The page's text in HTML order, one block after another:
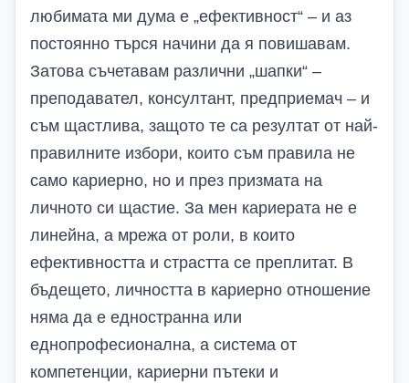
любимата ми дума е „ефективност“ – и аз
постоянно търся начини да я повишавам.
Затова съчетавам различни „шапки“ –
преподавател, консултант, предприемач – и
съм щастлива, защото те са резултат от най-
правилните избори, които съм правила не
само кариерно, но и през призмата на
личното си щастие. За мен кариерата не е
линейна, а мрежа от роли, в които
ефективността и страстта се преплитат. В
бъдещето, личността в кариерно отношение
няма да е едностранна или
еднопрофесионална, а система от
компетенции, кариерни пътеки и